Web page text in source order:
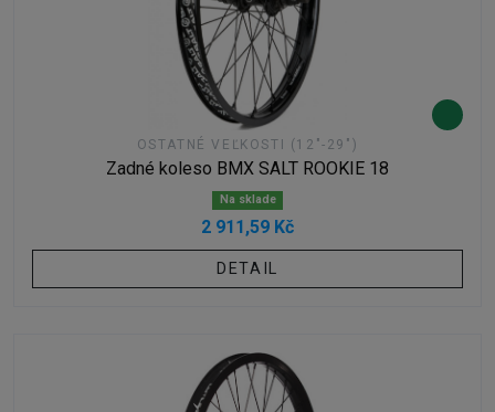
OSTATNÉ VEĽKOSTI (12"-29")
Zadné koleso BMX SALT ROOKIE 18
Na sklade
2 911,59 Kč
DETAIL